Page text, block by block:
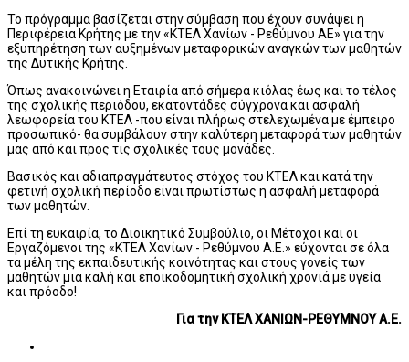
Το πρόγραμμα βασίζεται στην σύμβαση που έχουν συνάψει η
Περιφέρεια Κρήτης με την «ΚΤΕΛ Χανίων - Ρεθύμνου ΑΕ» για την
εξυπηρέτηση των αυξημένων μεταφορικών αναγκών των μαθητών
της Δυτικής Κρήτης.
Όπως ανακοινώνει η Εταιρία από σήμερα κιόλας έως και το τέλος
της σχολικής περιόδου, εκατοντάδες σύγχρονα και ασφαλή
λεωφορεία του ΚΤΕΛ -που είναι πλήρως στελεχωμένα με έμπειρο
προσωπικό- θα συμβάλουν στην καλύτερη μεταφορά των μαθητών
μας από και προς τις σχολικές τους μονάδες.
Βασικός και αδιαπραγμάτευτος στόχος του ΚΤΕΛ και κατά την
φετινή σχολική περίοδο είναι πρωτίστως η ασφαλή μεταφορά
των μαθητών.
Επί τη ευκαιρία, το Διοικητικό Συμβούλιο, οι Μέτοχοι και οι
Εργαζόμενοι της «ΚΤΕΛ Χανίων - Ρεθύμνου Α.Ε.» εύχονται σε όλα
τα μέλη της εκπαιδευτικής κοινότητας και στους γονείς των
μαθητών μια καλή και εποικοδομητική σχολική χρονιά με υγεία
και πρόοδο!
Για την ΚΤΕΛ ΧΑΝΙΩΝ-ΡΕΘΥΜΝΟΥ Α.Ε.